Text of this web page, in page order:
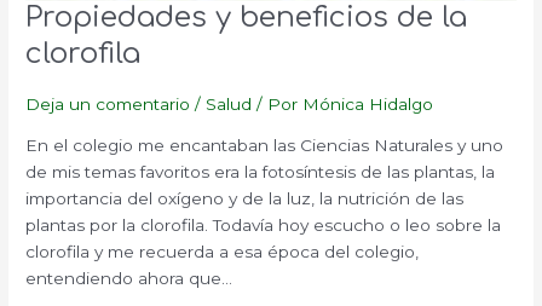
Propiedades y beneficios de la
clorofila
Deja un comentario / Salud / Por Mónica Hidalgo
En el colegio me encantaban las Ciencias Naturales y uno
de mis temas favoritos era la fotosíntesis de las plantas, la
importancia del oxígeno y de la luz, la nutrición de las
plantas por la clorofila. Todavía hoy escucho o leo sobre la
clorofila y me recuerda a esa época del colegio,
entendiendo ahora que…